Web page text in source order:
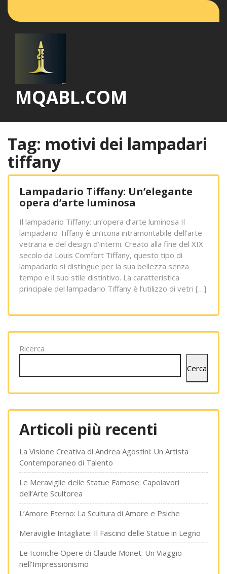
MQABL.COM
Tag: motivi dei lampadari
tiffany
Lampadario Tiffany: Un’elegante
opera d’arte luminosa
Il lampadario Tiffany: un’opera d’arte luminosa Il
lampadario Tiffany è un’icona intramontabile dell’arte
vetraria e del design d’interni. Creato alla fine del XIX
secolo da Louis Comfort Tiffany, questo tipo di
lampadario si distingue per la sua bellezza senza
tempo e il suo stile distintivo. La caratteristica
principale del lampadario Tiffany è l’utilizzo di vetri […]
Ricerca
Cerca
Articoli più recenti
La Visione Creativa di Andrea Agostini: Un Artista
Contemporaneo di Talento
Le Meraviglie delle Statue Famose: Capolavori
dell’Arte Scultorea
L’Amore Eterno: La Scultura di Amore e Psiche
Meraviglie Intagliate: Il Fascino delle Statue in Legno
Le Iconiche Opere di Claude Monet: Un Viaggio
nell’Impressionismo